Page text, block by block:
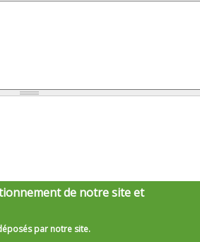
de notre site et
par notre site.